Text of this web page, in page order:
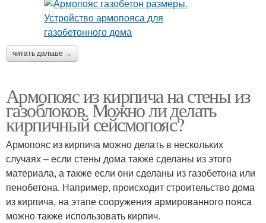
читать дальше →
Армопояс из кирпича на стены из
газоблоков. Можно ли делать
кирпичный сейсмопояс?
Армопояс из кирпича можно делать в нескольких
случаях – если стены дома также сделаны из этого
материала, а также если они сделаны из газобетона или
пенобетона. Например, происходит строительство дома
из кирпича, на этапе сооружения армированного пояса
можно также использовать кирпич.